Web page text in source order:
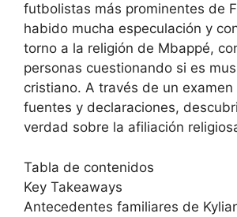
futbolistas más prominentes de
habido mucha especulación y
torno a la religión de Mbappé,
personas cuestionando si es
cristiano. A través de un examen
fuentes y declaraciones,
verdad sobre la afiliación
Tabla de contenidos
Key Takeaways
Antecedentes familiares de